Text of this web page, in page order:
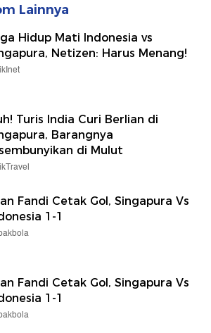
Lainnya
Hidup Mati Indonesia vs
Netizen: Harus Menang!
Turis India Curi Berlian di
Barangnya
di Mulut
Fandi Cetak Gol, Singapura Vs
1-1
Fandi Cetak Gol, Singapura Vs
1-1